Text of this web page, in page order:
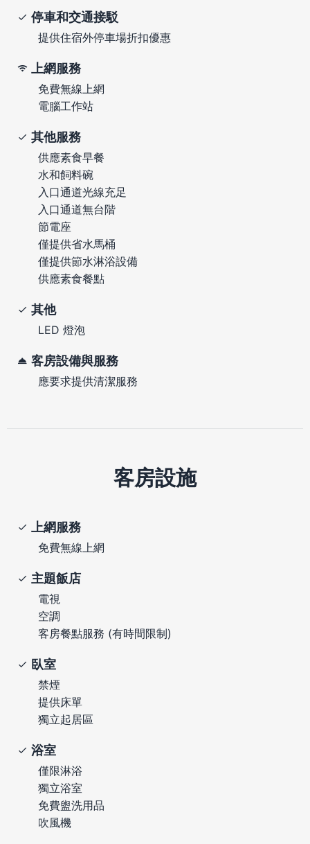
停車和交通接駁
提供住宿外停車場折扣優惠
上網服務
免費無線上網
電腦工作站
其他服務
供應素食早餐
水和飼料碗
入口通道光線充足
入口通道無台階
節電座
僅提供省水馬桶
僅提供節水淋浴設備
供應素食餐點
其他
LED 燈泡
客房設備與服務
應要求提供清潔服務
客房設施
上網服務
免費無線上網
主題飯店
電視
空調
客房餐點服務 (有時間限制)
臥室
禁煙
提供床單
獨立起居區
浴室
僅限淋浴
獨立浴室
免費盥洗用品
吹風機